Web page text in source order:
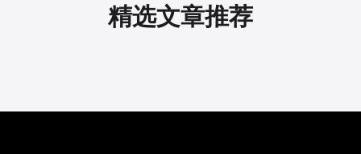
精选文章推荐